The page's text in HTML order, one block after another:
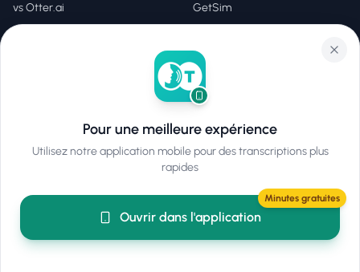
vs Otter.ai
GetSim
Légal
Conditions d'utilisation
EULA
Pour une meilleure expérience
Utilisez notre application mobile pour des transcriptions plus
rapides
Ouvrir dans l'application
Minutes gratuites